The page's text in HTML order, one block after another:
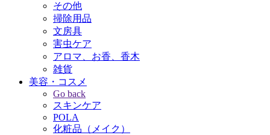
その他
掃除用品
文房具
害虫ケア
アロマ、お香、香木
雑貨
美容・コスメ
Go back
スキンケア
POLA
化粧品（メイク）